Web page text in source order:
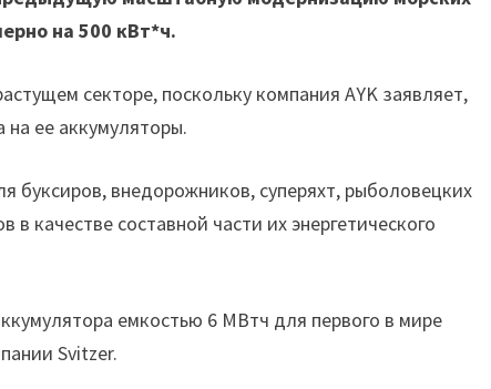
на 500 кВт*ч.
секторе, поскольку компания AYK заявляет,
ее аккумуляторы.
буксиров, внедорожников, суперяхт, рыболовецких
качестве составной части их энергетического
емкостью 6 МВтч для первого в мире
Svitzer.